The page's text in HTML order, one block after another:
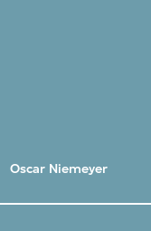
Oscar Niemeyer